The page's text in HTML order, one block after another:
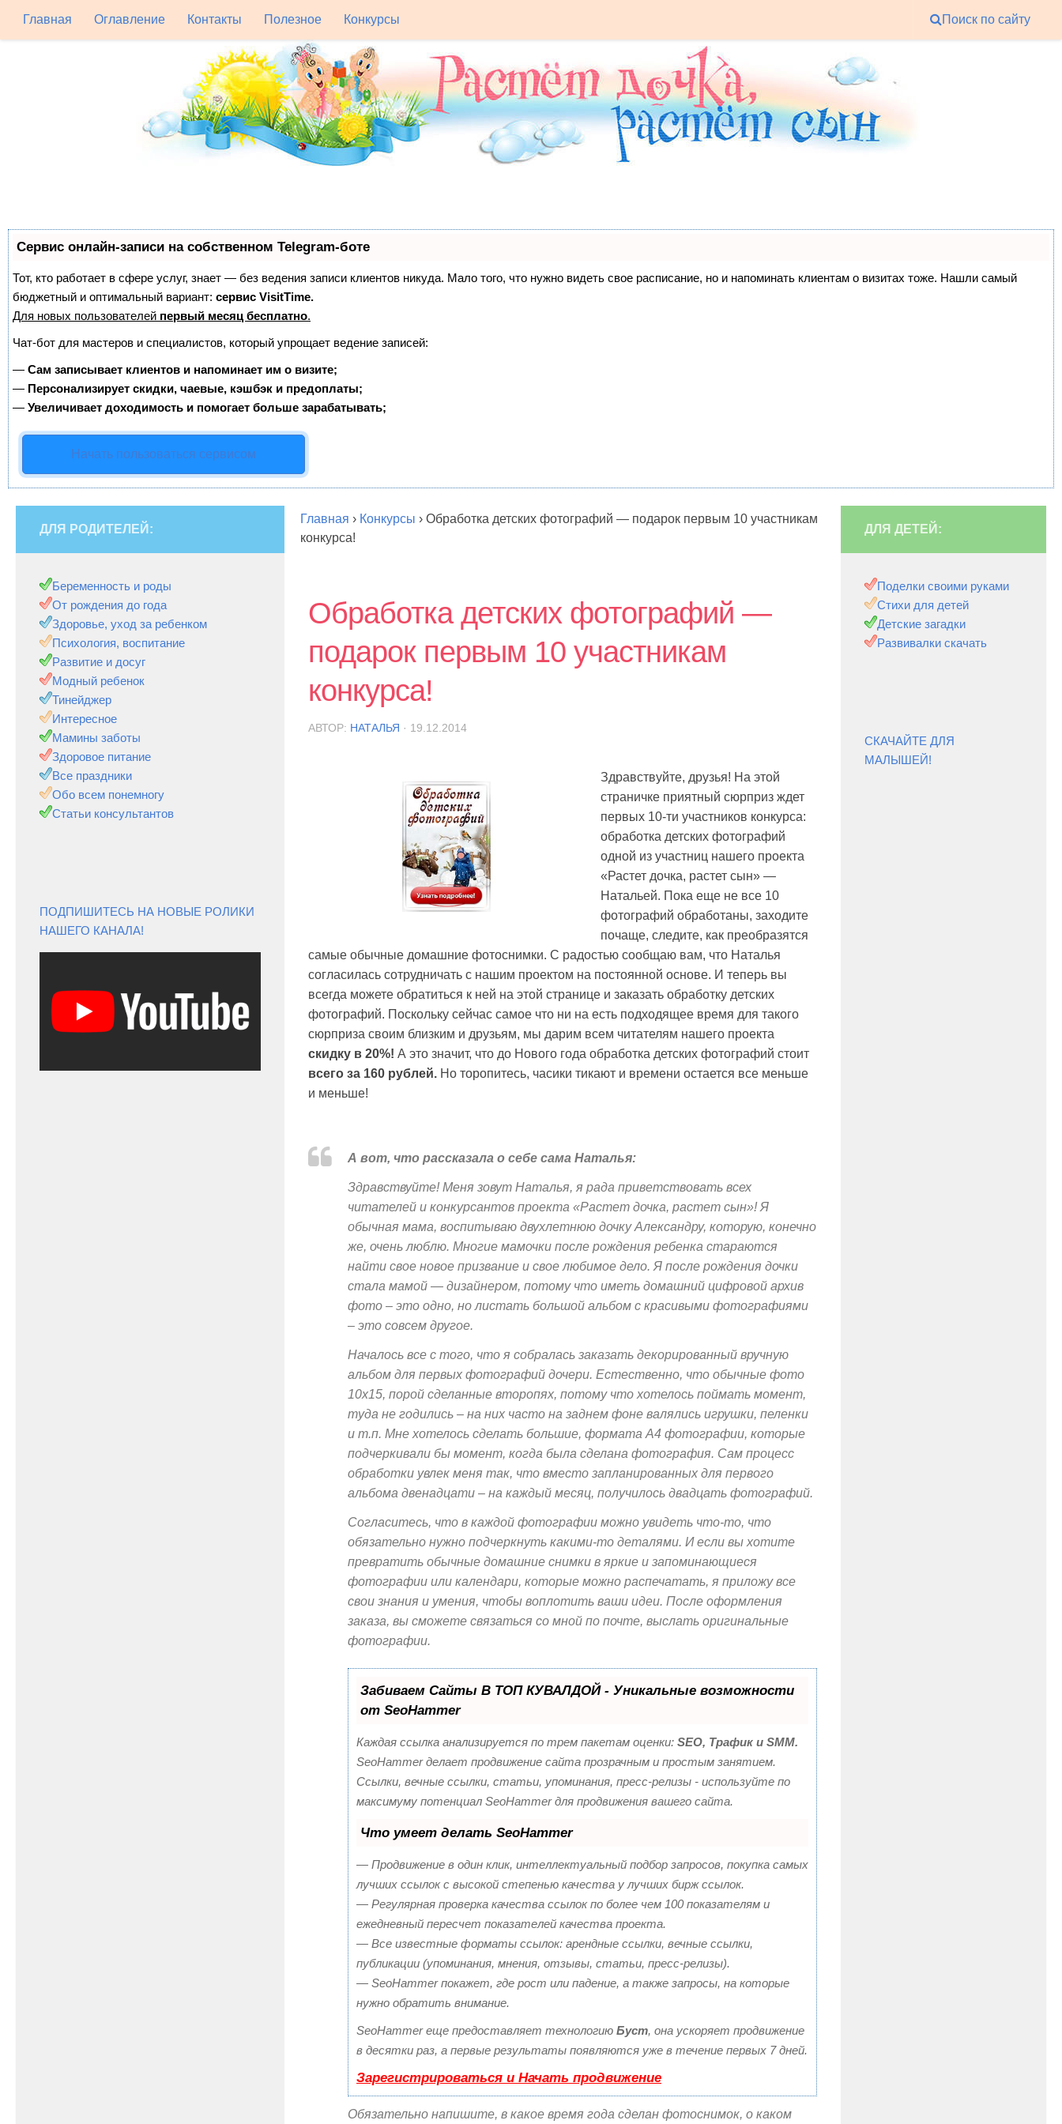
Главная Оглавление Контакты Полезное Конкурсы Поиск по сайту
Сервис онлайн-записи на собственном Telegram-боте
Тот, кто работает в сфере услуг, знает — без ведения записи клиентов никуда. Мало того, что нужно видеть свое расписание, но и напоминать клиентам о визитах тоже. Нашли самый
бюджетный и оптимальный вариант: сервис VisitTime.
Для новых пользователей первый месяц бесплатно.
Чат-бот для мастеров и специалистов, который упрощает ведение записей:
— Сам записывает клиентов и напоминает им о визите;
— Персонализирует скидки, чаевые, кэшбэк и предоплаты;
— Увеличивает доходимость и помогает больше зарабатывать;
Начать пользоваться сервисом
Главная › Конкурсы › Обработка детских фотографий — подарок первым 10 участникам
конкурса!
Обработка детских фотографий —
подарок первым 10 участникам
конкурса!
АВТОР: НАТАЛЬЯ · 19.12.2014
Здравствуйте, друзья! На этой
страничке приятный сюрприз ждет
первых 10-ти участников конкурса:
обработка детских фотографий
одной из участниц нашего проекта
«Растет дочка, растет сын» —
Натальей. Пока еще не все 10
фотографий обработаны, заходите
почаще, следите, как преобразятся
самые обычные домашние фотоснимки. С радостью сообщаю вам, что Наталья
согласилась сотрудничать с нашим проектом на постоянной основе. И теперь вы
всегда можете обратиться к ней на этой странице и заказать обработку детских
фотографий. Поскольку сейчас самое что ни на есть подходящее время для такого
сюрприза своим близким и друзьям, мы дарим всем читателям нашего проекта
скидку в 20%! А это значит, что до Нового года обработка детских фотографий стоит
всего за 160 рублей. Но торопитесь, часики тикают и времени остается все меньше
и меньше!
А вот, что рассказала о себе сама Наталья:
Здравствуйте! Меня зовут Наталья, я рада приветствовать всех
читателей и конкурсантов проекта «Растет дочка, растет сын»! Я
обычная мама, воспитываю двухлетнюю дочку Александру, которую, конечно
же, очень люблю. Многие мамочки после рождения ребенка стараются
найти свое новое призвание и свое любимое дело. Я после рождения дочки
стала мамой — дизайнером, потому что иметь домашний цифровой архив
фото – это одно, но листать большой альбом с красивыми фотографиями
– это совсем другое.
Началось все с того, что я собралась заказать декорированный вручную
альбом для первых фотографий дочери. Естественно, что обычные фото
10х15, порой сделанные второпях, потому что хотелось поймать момент,
туда не годились – на них часто на заднем фоне валялись игрушки, пеленки
и т.п. Мне хотелось сделать большие, формата А4 фотографии, которые
подчеркивали бы момент, когда была сделана фотография. Сам процесс
обработки увлек меня так, что вместо запланированных для первого
альбома двенадцати – на каждый месяц, получилось двадцать фотографий.
Согласитесь, что в каждой фотографии можно увидеть что-то, что
обязательно нужно подчеркнуть какими-то деталями. И если вы хотите
превратить обычные домашние снимки в яркие и запоминающиеся
фотографии или календари, которые можно распечатать, я приложу все
свои знания и умения, чтобы воплотить ваши идеи. После оформления
заказа, вы сможете связаться со мной по почте, выслать оригинальные
фотографии.
Забиваем Сайты В ТОП КУВАЛДОЙ - Уникальные возможности
от SeoHammer
Каждая ссылка анализируется по трем пакетам оценки: SEO, Трафик и SMM.
SeoHammer делает продвижение сайта прозрачным и простым занятием.
Ссылки, вечные ссылки, статьи, упоминания, пресс-релизы - используйте по
максимуму потенциал SeoHammer для продвижения вашего сайта.
Что умеет делать SeoHammer
— Продвижение в один клик, интеллектуальный подбор запросов, покупка самых
лучших ссылок с высокой степенью качества у лучших бирж ссылок.
— Регулярная проверка качества ссылок по более чем 100 показателям и
ежедневный пересчет показателей качества проекта.
— Все известные форматы ссылок: арендные ссылки, вечные ссылки,
публикации (упоминания, мнения, отзывы, статьи, пресс-релизы).
— SeoHammer покажет, где рост или падение, а также запросы, на которые
нужно обратить внимание.
SeoHammer еще предоставляет технологию Буст, она ускоряет продвижение
в десятки раз, а первые результаты появляются уже в течение первых 7 дней.
Зарегистрироваться и Начать продвижение
Обязательно напишите, в какое время года сделан фотоснимок, о каком
ДЛЯ РОДИТЕЛЕЙ:
Беременность и роды
От рождения до года
Здоровье, уход за ребенком
Психология, воспитание
Развитие и досуг
Модный ребенок
Тинейджер
Интересное
Мамины заботы
Здоровое питание
Все праздники
Обо всем понемногу
Статьи консультантов
ПОДПИШИТЕСЬ НА НОВЫЕ РОЛИКИ
НАШЕГО КАНАЛА!
ДЛЯ ДЕТЕЙ:
Поделки своими руками
Стихи для детей
Детские загадки
Развивалки скачать
СКАЧАЙТЕ ДЛЯ
МАЛЫШЕЙ!